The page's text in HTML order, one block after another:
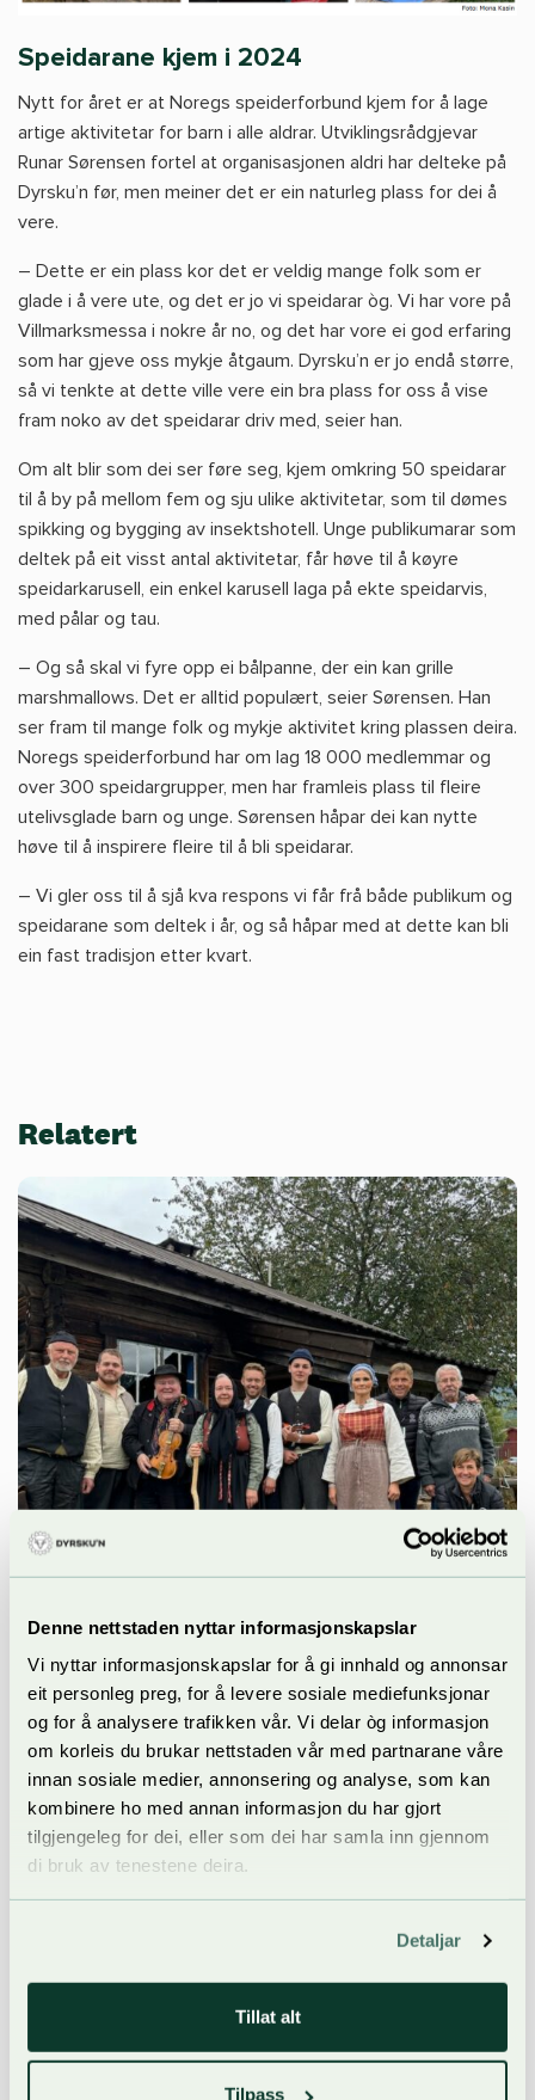
Denne nettstaden nyttar informasjonskapslar
Vi nyttar informasjonskapslar for å gi innhald og annonsar
eit personleg preg, for å levere sosiale mediefunksjonar
og for å analysere trafikken vår. Vi delar òg informasjon
om korleis du brukar nettstaden vår med partnarane våre
innan sosiale medier, annonsering og analyse, som kan
kombinere ho med annan informasjon du har gjort
tilgjengeleg for dei, eller som dei har samla inn gjennom
di bruk av tenestene deira.
Detaljar
Tillat alt
Tilpass
Speidarane kjem i 2024
Nytt for året er at Noregs speiderforbund kjem for å lage
artige aktivitetar for barn i alle aldrar. Utviklingsrådgjevar
Runar Sørensen fortel at organisasjonen aldri har delteke på
Dyrsku’n før, men meiner det er ein naturleg plass for dei å
vere.
– Dette er ein plass kor det er veldig mange folk som er
glade i å vere ute, og det er jo vi speidarar òg. Vi har vore på
Villmarksmessa i nokre år no, og det har vore ei god erfaring
som har gjeve oss mykje åtgaum. Dyrsku’n er jo endå større,
så vi tenkte at dette ville vere ein bra plass for oss å vise
fram noko av det speidarar driv med, seier han.
Om alt blir som dei ser føre seg, kjem omkring 50 speidarar
til å by på mellom fem og sju ulike aktivitetar, som til dømes
spikking og bygging av insektshotell. Unge publikumarar som
deltek på eit visst antal aktivitetar, får høve til å køyre
speidarkarusell, ein enkel karusell laga på ekte speidarvis,
med pålar og tau.
– Og så skal vi fyre opp ei bålpanne, der ein kan grille
marshmallows. Det er alltid populært, seier Sørensen. Han
ser fram til mange folk og mykje aktivitet kring plassen deira.
Noregs speiderforbund har om lag 18 000 medlemmar og
over 300 speidargrupper, men har framleis plass til fleire
utelivsglade barn og unge. Sørensen håpar dei kan nytte
høve til å inspirere fleire til å bli speidarar.
– Vi gler oss til å sjå kva respons vi får frå både publikum og
speidarane som deltek i år, og så håpar med at dette kan bli
ein fast tradisjon etter kvart.
Relatert
Kultur
200 år sidan Leiv Sandsdalen
Årets spel heidrar spelemann og sogeskrivar.